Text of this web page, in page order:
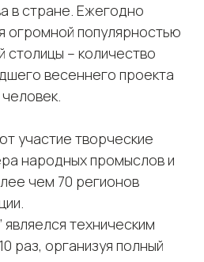
в стране. Ежегодно
огромной популярностью
столицы – количество
весеннего проекта
участие творческие
народных промыслов и
чем 70 регионов
являелся техническим
раз, организуя полный